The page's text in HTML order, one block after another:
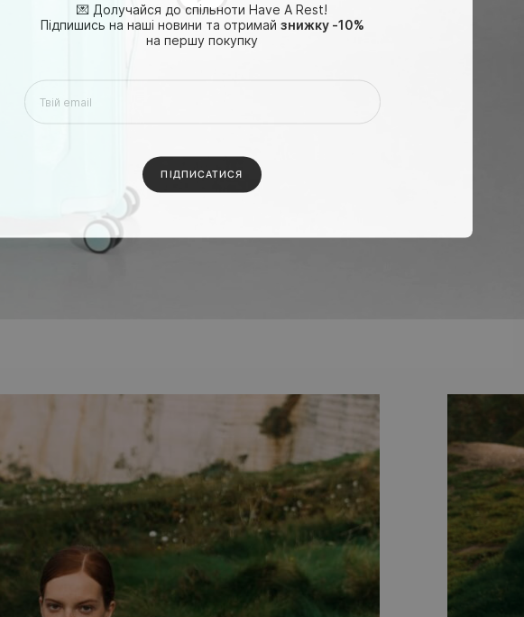
💌 Долучайся до спільноти Have A Rest!
Підпишись на наші новини та отримай знижку -10%
на першу покупку